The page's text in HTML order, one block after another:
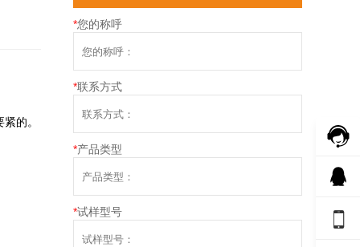
的。
*您的称呼
*联系方式
*产品类型
*试样型号
